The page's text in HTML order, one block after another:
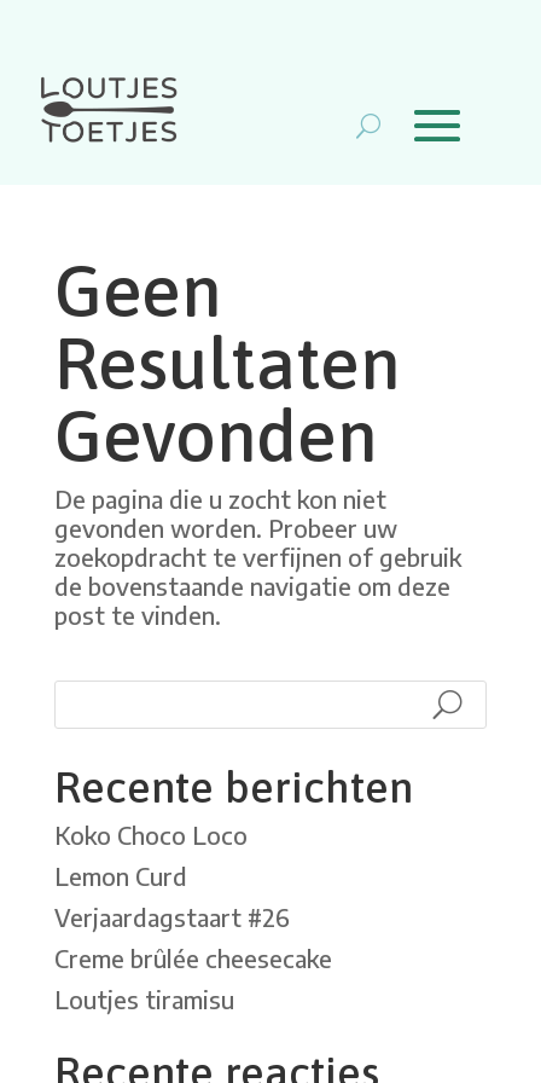
Geen
Resultaten
Gevonden
De pagina die u zocht kon niet
gevonden worden. Probeer uw
zoekopdracht te verfijnen of gebruik
de bovenstaande navigatie om deze
post te vinden.
Recente berichten
Koko Choco Loco
Lemon Curd
Verjaardagstaart #26
Creme brûlée cheesecake
Loutjes tiramisu
Recente reacties